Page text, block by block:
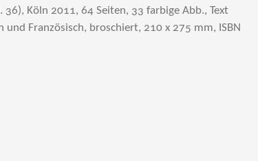
36), Köln 2011, 64 Seiten, 33 farbige Abb., Text
und Französisch, broschiert, 210 x 275 mm, ISBN